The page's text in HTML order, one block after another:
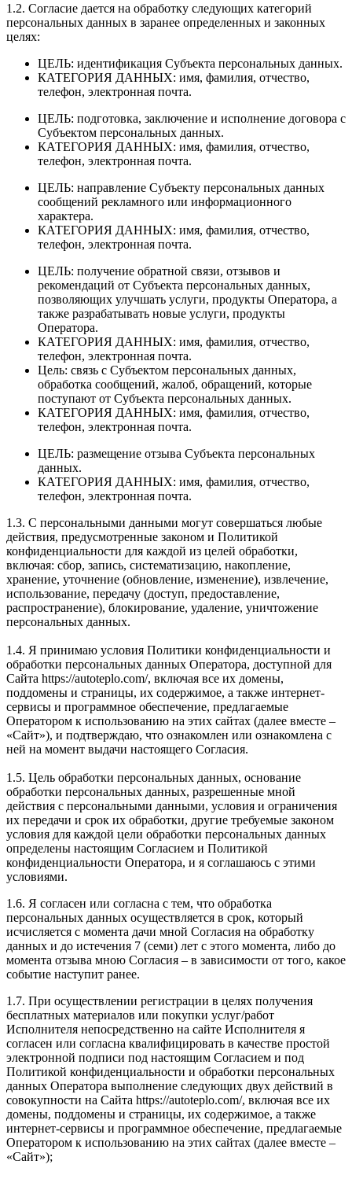
1.2. Согласие дается на обработку следующих категорий
персональных данных в заранее определенных и законных
целях:
ЦЕЛЬ: идентификация Субъекта персональных данных.
КАТЕГОРИЯ ДАННЫХ: имя, фамилия, отчество,
телефон, электронная почта.
ЦЕЛЬ: подготовка, заключение и исполнение договора с
Субъектом персональных данных.
КАТЕГОРИЯ ДАННЫХ: имя, фамилия, отчество,
телефон, электронная почта.
ЦЕЛЬ: направление Субъекту персональных данных
сообщений рекламного или информационного
характера.
КАТЕГОРИЯ ДАННЫХ: имя, фамилия, отчество,
телефон, электронная почта.
ЦЕЛЬ: получение обратной связи, отзывов и
рекомендаций от Субъекта персональных данных,
позволяющих улучшать услуги, продукты Оператора, а
также разрабатывать новые услуги, продукты
Оператора.
КАТЕГОРИЯ ДАННЫХ: имя, фамилия, отчество,
телефон, электронная почта.
Цель: связь с Субъектом персональных данных,
обработка сообщений, жалоб, обращений, которые
поступают от Субъекта персональных данных.
КАТЕГОРИЯ ДАННЫХ: имя, фамилия, отчество,
телефон, электронная почта.
ЦЕЛЬ: размещение отзыва Субъекта персональных
данных.
КАТЕГОРИЯ ДАННЫХ: имя, фамилия, отчество,
телефон, электронная почта.
1.3. С персональными данными могут совершаться любые
действия, предусмотренные законом и Политикой
конфиденциальности для каждой из целей обработки,
включая: сбор, запись, систематизацию, накопление,
хранение, уточнение (обновление, изменение), извлечение,
использование, передачу (доступ, предоставление,
распространение), блокирование, удаление, уничтожение
персональных данных.
1.4. Я принимаю условия Политики конфиденциальности и
обработки персональных данных Оператора, доступной для
Сайта https://autoteplo.com/, включая все их домены,
поддомены и страницы, их содержимое, а также интернет-
сервисы и программное обеспечение, предлагаемые
Оператором к использованию на этих сайтах (далее вместе –
«Сайт»), и подтверждаю, что ознакомлен или ознакомлена с
ней на момент выдачи настоящего Согласия.
1.5. Цель обработки персональных данных, основание
обработки персональных данных, разрешенные мной
действия с персональными данными, условия и ограничения
их передачи и срок их обработки, другие требуемые законом
условия для каждой цели обработки персональных данных
определены настоящим Согласием и Политикой
конфиденциальности Оператора, и я соглашаюсь с этими
условиями.
1.6. Я согласен или согласна с тем, что обработка
персональных данных осуществляется в срок, который
исчисляется с момента дачи мной Согласия на обработку
данных и до истечения 7 (семи) лет с этого момента, либо до
момента отзыва мною Согласия – в зависимости от того, какое
событие наступит ранее.
1.7. При осуществлении регистрации в целях получения
бесплатных материалов или покупки услуг/работ
Исполнителя непосредственно на сайте Исполнителя я
согласен или согласна квалифицировать в качестве простой
электронной подписи под настоящим Согласием и под
Политикой конфиденциальности и обработки персональных
данных Оператора выполнение следующих двух действий в
совокупности на Сайта https://autoteplo.com/, включая все их
домены, поддомены и страницы, их содержимое, а также
интернет-сервисы и программное обеспечение, предлагаемые
Оператором к использованию на этих сайтах (далее вместе –
«Сайт»);